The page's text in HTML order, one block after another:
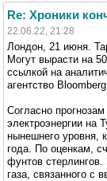
Re: Хроники
22.06.22, 21:28
Лондон, 21 июня.
Могут вырасти на
ссылкой на
агентство Bloomberg.
Согласно
электроэнергии на
нынешнего уровня,
года. По оценкам,
фунтов стерлингов.
газа, связанного с